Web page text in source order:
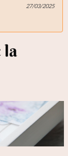
27/03/2025
la